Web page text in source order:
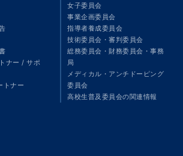
ナー / サポ
トナー
女子委員会
事業企画委員会
指導者養成委員会
技術委員会・審判委員会
総務委員会・財務委員会・事務
局
メディカル・アンチドーピング
委員会
高校生普及委員会の関連情報